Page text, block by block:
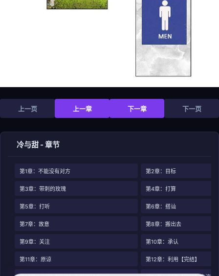
上一页 上一章 下一章 下一页
冷与甜 - 章节
第1章：不能没有对方 第2章：目标
第3章：带刺的玫瑰 第4章：打算
第5章：打听 第6章：搭讪
第7章：故意 第8章：搬出去
第9章：关注 第10章：承认
第11章：原谅 第12章：利用【完结】